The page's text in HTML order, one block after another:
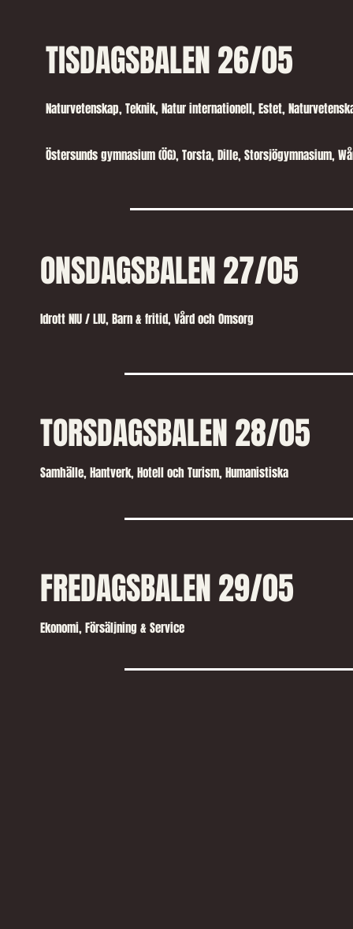
TISDAGSBALEN 26/05
Naturvetenskap, Teknik, Natur internationell, Estet,
Östersunds gymnasium (ÖG), Torsta, Dille, Storsjögymnasium,
ONSDAGSBALEN 27/05
Idrott NIU / LIU,Barn & fritid, Vård och Omsorg
TORSDAGSBALEN 28/05
Samhälle, Hantverk, Hotell och Turism, Humanistiska
FREDAGSBALEN 29/05
Ekonomi, Försäljning & Service